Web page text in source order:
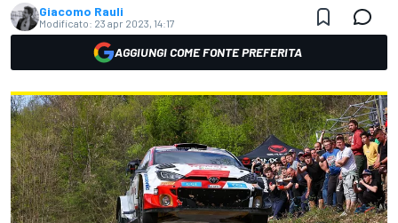
Giacomo Rauli
Modificato: 23 apr 2023, 14:17
AGGIUNGI COME FONTE PREFERITA